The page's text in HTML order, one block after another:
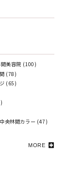
美容院 (100)
(78)
(65)
中央林間カラー (47)
MORE